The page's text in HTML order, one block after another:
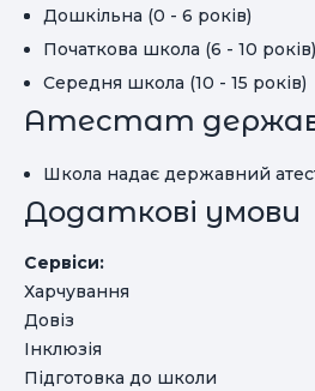
Дошкільна (0 - 6 років)
Початкова школа (6 - 10 років)
Середня школа (10 - 15 років)
Атестат
Школа надає державний
Додаткові умови
Сервіси:
Харчування
Довіз
Інклюзія
Підготовка до школи